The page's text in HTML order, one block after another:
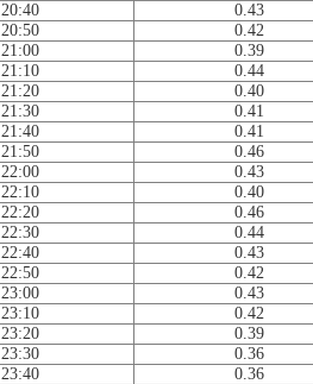
20:40
0.43
20:50
0.42
21:00
0.39
21:10
0.44
21:20
0.40
21:30
0.41
21:40
0.41
21:50
0.46
22:00
0.43
22:10
0.40
22:20
0.46
22:30
0.44
22:40
0.43
22:50
0.42
23:00
0.43
23:10
0.42
23:20
0.39
23:30
0.36
23:40
0.36